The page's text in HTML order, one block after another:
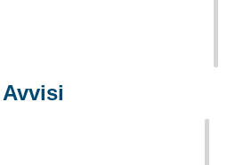
Avvisi